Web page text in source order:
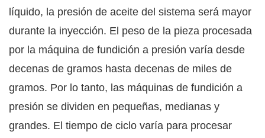
líquido, la presión de aceite del sistema será mayor
durante la inyección. El peso de la pieza procesada
por la máquina de fundición a presión varía desde
decenas de gramos hasta decenas de miles de
gramos. Por lo tanto, las máquinas de fundición a
presión se dividen en pequeñas, medianas y
grandes. El tiempo de ciclo varía para procesar